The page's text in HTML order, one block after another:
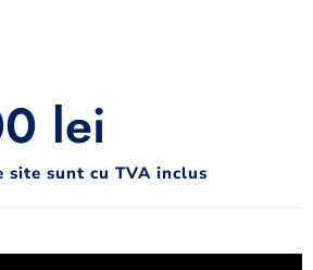
lei
site sunt cu TVA inclus